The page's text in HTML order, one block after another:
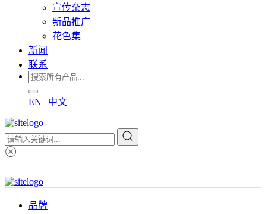
宣传杂志
新品推广
花色集
新闻
联系
EN | 中文
品牌